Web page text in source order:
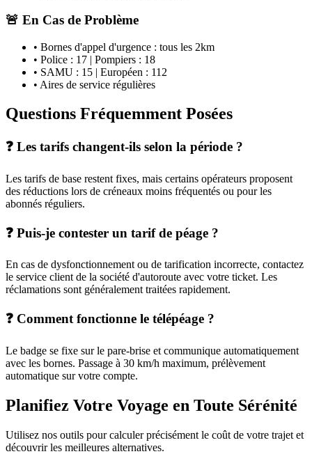
🚨 En Cas de Problème
• Bornes d'appel d'urgence : tous les 2km
• Police : 17 | Pompiers : 18
• SAMU : 15 | Européen : 112
• Aires de service régulières
Questions Fréquemment Posées
❓ Les tarifs changent-ils selon la période ?
Les tarifs de base restent fixes, mais certains opérateurs proposent
des réductions lors de créneaux moins fréquentés ou pour les
abonnés réguliers.
❓ Puis-je contester un tarif de péage ?
En cas de dysfonctionnement ou de tarification incorrecte, contactez
le service client de la société d'autoroute avec votre ticket. Les
réclamations sont généralement traitées rapidement.
❓ Comment fonctionne le télépéage ?
Le badge se fixe sur le pare-brise et communique automatiquement
avec les bornes. Passage à 30 km/h maximum, prélèvement
automatique sur votre compte.
Planifiez Votre Voyage en Toute Sérénité
Utilisez nos outils pour calculer précisément le coût de votre trajet et
découvrir les meilleures alternatives.